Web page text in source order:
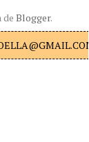
de Blogger.